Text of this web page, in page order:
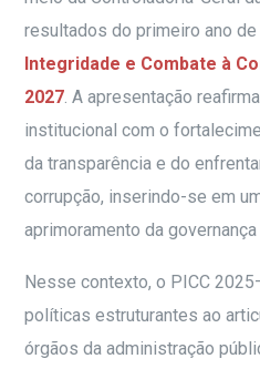
resultados do primeiro ano
Integridade e Combate à
2027. A apresentação
institucional com o
da transparência e do
corrupção, inserindo-se em
aprimoramento da
Nesse contexto, o PICC
políticas estruturantes ao
órgãos da administração